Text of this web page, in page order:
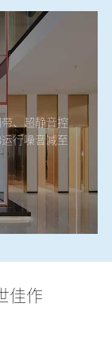
、超静音控
行噪音减至
佳作